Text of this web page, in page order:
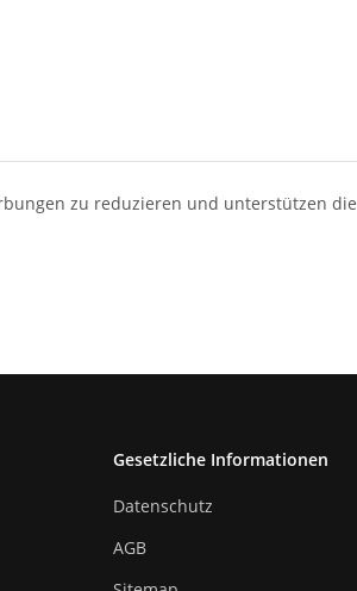
zu reduzieren und unterstützen die
Gesetzliche Informationen
Datenschutz
AGB